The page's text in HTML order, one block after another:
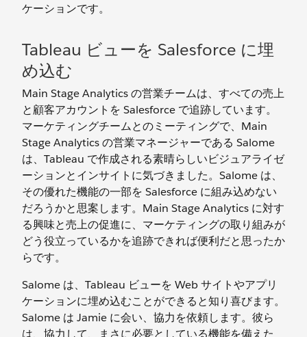
ケーションです。
Tableau ビューを Salesforce に埋
め込む
Main Stage Analytics の営業チームは、すべての売上
と顧客アカウントを Salesforce で追跡しています。
マーケティングチームとのミーティングで、Main
Stage Analytics の営業マネージャーである Salome
は、Tableau で作成される素晴らしいビジュアライゼ
ーションとインサイトに気づきました。Salome は、
その優れた機能の一部を Salesforce に組み込めない
だろうかと思案します。Main Stage Analytics に対す
る興味と売上の促進に、マーケティングの取り組みが
どう役立っているかを追跡できれば便利だと思ったか
らです。
Salome は、Tableau ビューを Web サイトやアプリ
ケーションに埋め込むことができると知り喜びます。
Salome は Jamie に会い、協力を依頼します。彼ら
は、協力して、まさに必要としている機能を備えた